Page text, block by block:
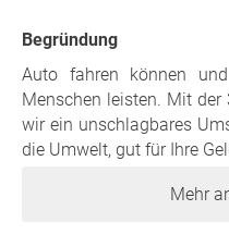
Mehr
Begründung
Auto fahren können
Menschen leisten. Mit
wir ein unschlagbares
die Umwelt, gut für Ihre
Die 365er ist das